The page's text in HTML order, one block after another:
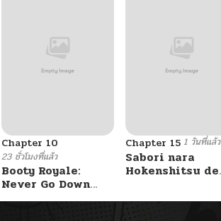
Chapter 10
23 ชั่วโมงที่แล้ว
Booty Royale:
Never Go Down
Without A Fight!
Chapter 15 1 วันที่แล้ว
Sabori nara
Hokenshitsu de